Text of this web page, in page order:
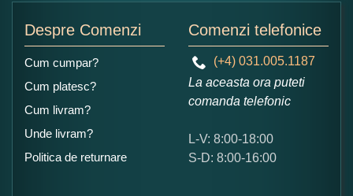
Ce nota acordati acestui produs?
5
Despre Comenzi
Cum cumpar?
Cum platesc?
Cum livram?
Unde livram?
Politica de returnare
Comenzi telefonice
(+4) 031.005.1187
La aceasta ora puteti
comanda telefonic
L-V: 8:00-18:00
S-D: 8:00-16:00